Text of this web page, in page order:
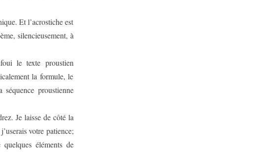
Et l’acrostiche est
silencieusement, à
le texte proustien
la formule, le
proustienne
Je laisse de côté la
votre patience;
éléments de